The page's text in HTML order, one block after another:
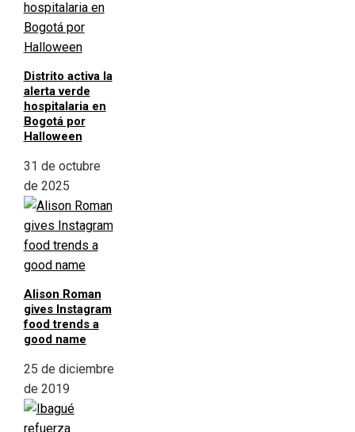
Distrito activa la
alerta verde
hospitalaria en
Bogotá por
Halloween
31 de octubre
de 2025
Alison Roman
gives Instagram
food trends a
good name
25 de diciembre
de 2019